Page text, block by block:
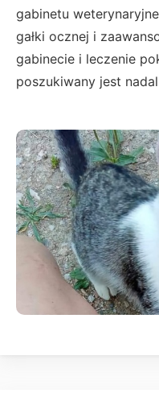
gabinetu
gałki ocznej i
gabinecie i leczenie
poszukiwany jest